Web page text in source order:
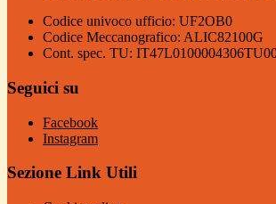
Codice univoco ufficio: UF2OB0
Codice Meccanografico: ALIC82100G
Cont. spec. TU:
Seguici su
Facebook
Instagram
Sezione Link Utili